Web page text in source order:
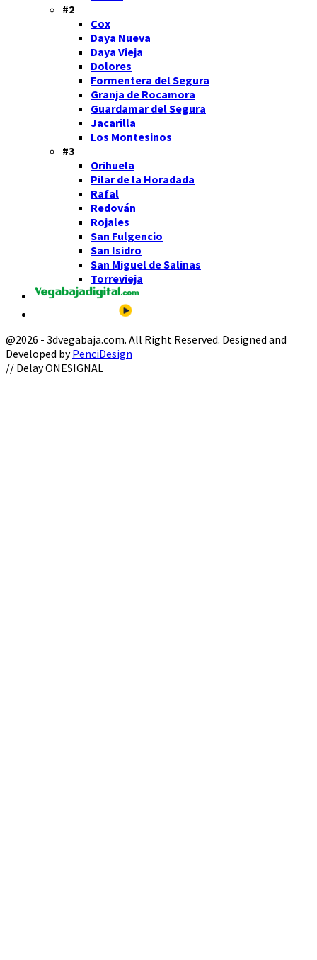
#2
Cox
Daya Nueva
Daya Vieja
Dolores
Formentera del Segura
Granja de Rocamora
Guardamar del Segura
Jacarilla
Los Montesinos
#3
Orihuela
Pilar de la Horadada
Rafal
Redován
Rojales
San Fulgencio
San Isidro
San Miguel de Salinas
Torrevieja
@2026 - 3dvegabaja.com. All Right Reserved. Designed and
Developed byPenciDesign
Facebook
Twitter
Instagram
Youtube
Email
// Delay ONESIGNAL